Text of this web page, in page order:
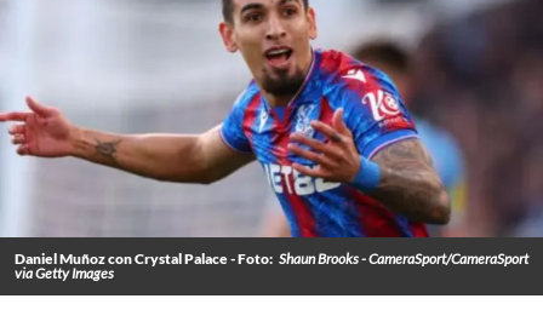
Daniel Muñoz con Crystal Palace - Foto: Shaun Brooks - CameraSport/CameraSport
via Getty Images